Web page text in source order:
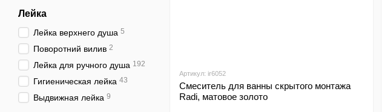
Артикул: ir6052
Смеситель для ванны скрытого монтажа
Radi, матовое золото
Лейка
Лейка верхнего душа 5
Поворотний вилив 2
Лейка для ручного душа 192
Гигиеническая лейка 43
Выдвижная лейка 9